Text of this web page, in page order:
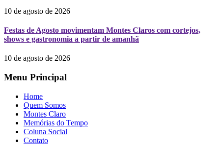
10 de agosto de 2026
Festas de Agosto movimentam Montes Claros com cortejos,
shows e gastronomia a partir de amanhã
10 de agosto de 2026
Menu Principal
Home
Quem Somos
Montes Claro
Memórias do Tempo
Coluna Social
Contato